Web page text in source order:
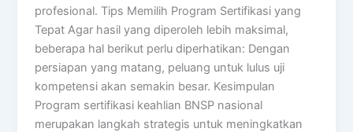
profesional. Tips Memilih Program Sertifikasi yang
Tepat Agar hasil yang diperoleh lebih maksimal,
beberapa hal berikut perlu diperhatikan: Dengan
persiapan yang matang, peluang untuk lulus uji
kompetensi akan semakin besar. Kesimpulan
Program sertifikasi keahlian BNSP nasional
merupakan langkah strategis untuk meningkatkan